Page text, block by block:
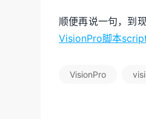
顺便再说一句，到
VisionPro脚本
VisionPro